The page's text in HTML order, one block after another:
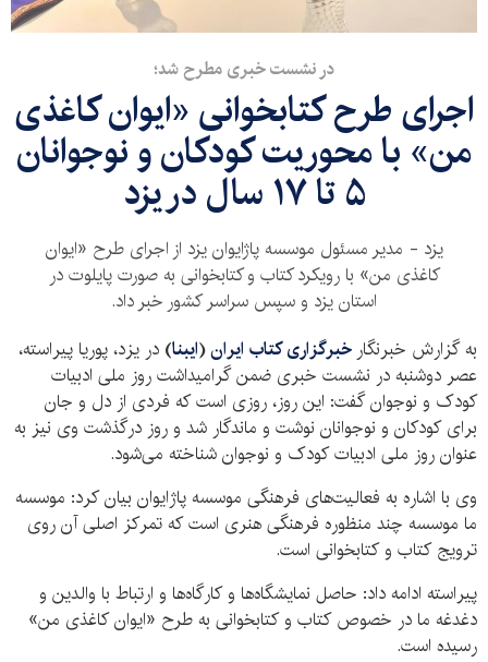
در نشست خبری مطرح شد؛
اجرای طرح کتابخوانی «ایوان کاغذی
من» با محوریت کودکان و نوجوانان
۵ تا ۱۷ سال در یزد
یزد - مدیر مسئول موسسه پاژایوان یزد از اجرای طرح «ایوان
کاغذی من» با رویکرد کتاب و کتابخوانی به صورت پایلوت در
استان یزد و سپس سراسر کشور خبر داد.
به گزارش خبرنگار خبرگزاری کتاب ایران(ایبنا) در یزد، پوریا پیراسته،
عصر دوشنبه در نشست خبری ضمن گرامیداشت روز ملی ادبیات
کودک و نوجوان گفت: این روز، روزی است که فردی از دل و جان
برای کودکان و نوجوانان نوشت و ماندگار شد و روز درگذشت وی نیز به
عنوان روز ملی ادبیات کودک و نوجوان شناخته می‌شود.
وی با اشاره به فعالیت‌های فرهنگی موسسه پاژایوان بیان کرد: موسسه
ما موسسه چند منظوره فرهنگی هنری است که تمرکز اصلی آن روی
ترویج کتاب و کتابخوانی است.
پیراسته ادامه داد: حاصل نمایشگاه‌ها و کارگاه‌ها و ارتباط با والدین و
دغدغه ما در خصوص کتاب و کتابخوانی به طرح «ایوان کاغذی من»
رسیده است.